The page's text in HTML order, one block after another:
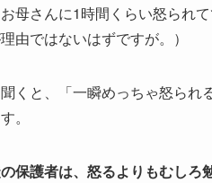
母さんに1時間くらい怒られ
由ではないはずですが。）
くと、「一瞬めっちゃ怒ら
。
保護者は、怒るよりもむしろ